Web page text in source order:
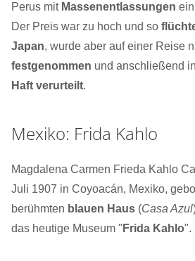
Perus mit Massenentlassungen
Der Preis war zu hoch und so
Japan, wurde aber auf einer Reise
festgenommen und anschließend
Haft verurteilt.
Mexiko: Frida Kahlo
Magdalena Carmen Frieda Kahlo
Juli 1907 in Coyoacán, Mexiko,
berühmten blauen Haus (Casa Azul
das heutige Museum " Frida Kahlo".